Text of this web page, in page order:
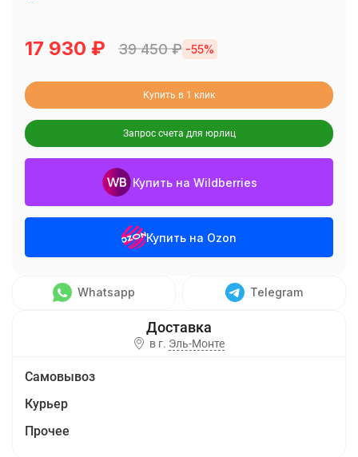
17 930 ₽ 39 450₽ -55%
Купить в 1 клик
Запрос счета для юрлиц
Купить на Wildberries
Купить на Ozon
Whatsapp Telegram
в г. Эль-Монте
Самовывоз
Курьер
Прочее